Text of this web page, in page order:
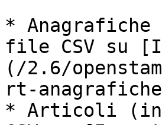
*
file CSV su
(/2.6/
rt-
* Articoli